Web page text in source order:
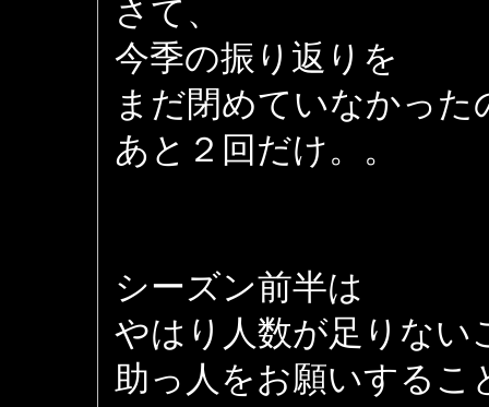
さて、
今季の振り返りを
まだ閉めていなかった
あと２回だけ。。
シーズン前半は
やはり人数が足りない
助っ人をお願いするこ